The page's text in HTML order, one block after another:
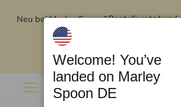
Neu bei Marley Spoon?Bestelle jetzt und
Rabatt auf deine ersten fünf
Welcome! You’ve
landed on Marley
Spoon DE